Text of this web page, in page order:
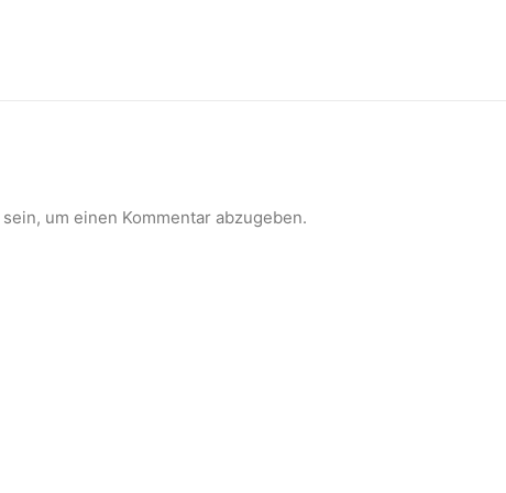
sein, um einen Kommentar abzugeben.